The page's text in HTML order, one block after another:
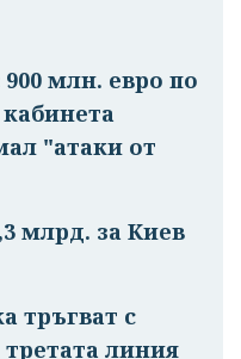
млн. евро по
"атаки от
млрд. за Киев
тръгват с
линия